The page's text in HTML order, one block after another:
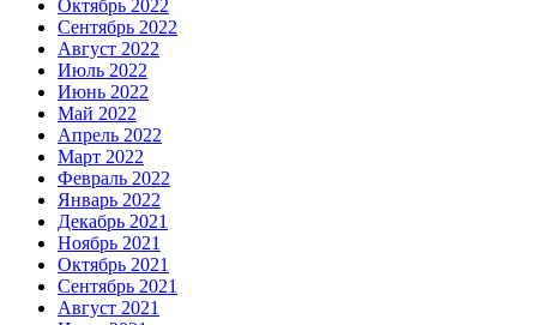
Октябрь 2022
Сентябрь 2022
Август 2022
Июль 2022
Июнь 2022
Май 2022
Апрель 2022
Март 2022
Февраль 2022
Январь 2022
Декабрь 2021
Ноябрь 2021
Октябрь 2021
Сентябрь 2021
Август 2021